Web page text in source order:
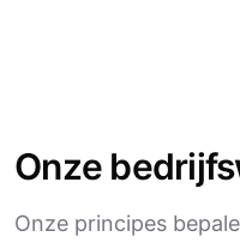
Onze
Onze principes